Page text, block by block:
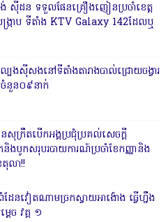
ស៊ីដន ទទួលផែនគ្រឿងញៀនប្រចាំខេត្ត
ក្រាប ទីតាំង KTV Galaxy 142ដែលឬ
ល្បែងស៊ីសងនៅទីតាំងតារាងបាល់ជ្រោយចង្វារ
នួន០៩នាក់
សុក្រឹតបើកអង្គប្រជុំប្រគល់សេចក្តី
ងបូកសរុបរបាយការណ៍ប្រចាំខែកញ្ញានិង
តុលា!!
ែនវៀតណាមច្រកស្វាយអាង៉ោង ធ្វើហ្នឹង
ច វគ្គ ១